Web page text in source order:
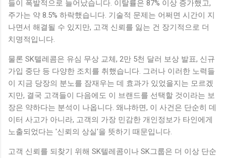
들이 폭발적으로 늘어났습니다. 이탈률은 87% 이상 증가했고,
주가는 약 8.5% 하락했습니다. 기술적 문제는 어쩌면 시간이 지
나면서 해결될 수 있지만, 고객 신뢰를 잃는 건 장기적으로 더
치명적입니다.
물론 SK텔레콤은 유심 무상 교체, 2만 5천 달러 보상 발표, 신규
가입 중단 등 다양한 조치를 취했습니다. 그러나 이러한 노력들
이 지금 당장의 분노를 잠재우는 데 효과가 있었을지는 모르겠
지만, 결국 고객들이 다음에도 이 브랜드를 선택할 것이라는 보
장은 약하다는 분석이 나옵니다. 왜냐하면, 이 사건은 단순히 데
이터 사고가 아니라, 고객의 가장 민감한 개인정보가 타인에게
노출되었다는 '신뢰의 상실'을 뜻하기 때문입니다.
고객 신뢰를 되찾기 위해 SK텔레콤이나 SK그룹은 더 이상 단순